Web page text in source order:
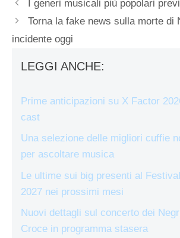
I generi musicali più popolari
Torna la fake news sulla morte di
incidente oggi
LEGGI ANCHE:
Prime anticipazioni su X Factor
cast
Una selezione delle migliori cuffie
per ascoltare musica
Le ultime sui big presenti al
2027 nei prossimi mesi
Nuovi dettagli sul concerto dei
Croce in programma stasera